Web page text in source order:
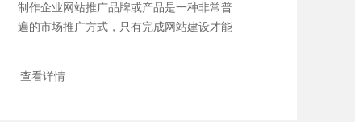
制作企业网站推广品牌或产品是一种非常普
遍的市场推广方式，只有完成网站建设才能
查看详情